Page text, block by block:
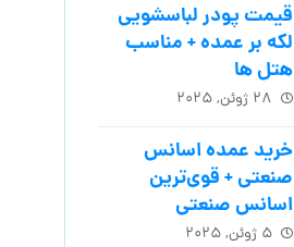
قیمت پودر لباسشویی
لکه بر عمده + مناسب
هتل ها
۲۸ ژوئن, ۲۰۲۵
خرید عمده اسانس
صنعتی + قوی‌ترین
اسانس‌ صنعتی
۵ ژوئن, ۲۰۲۵